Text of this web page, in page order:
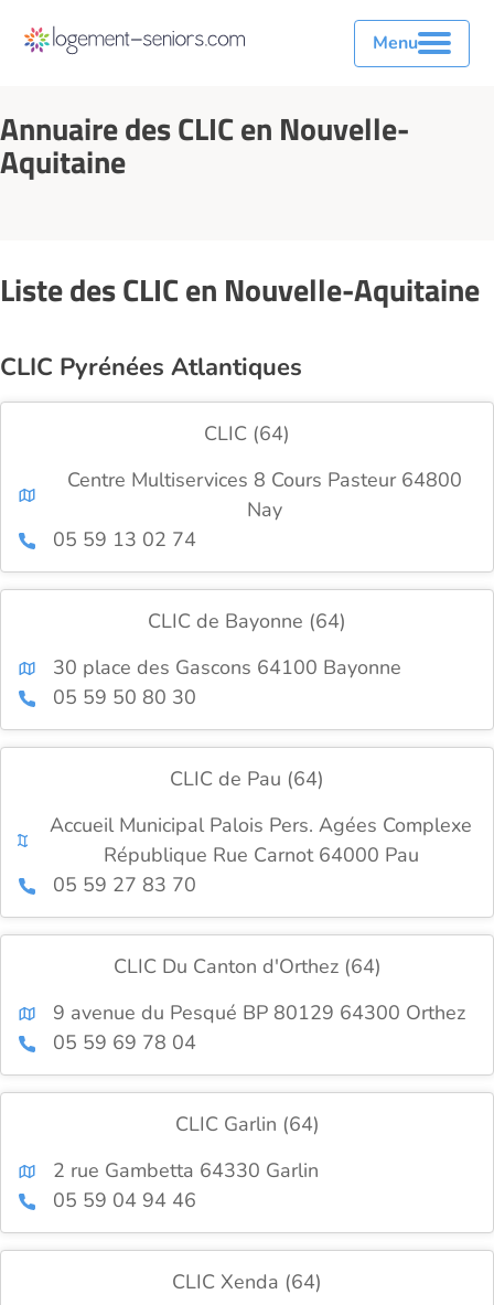
Menu
Annuaire des CLIC en Nouvelle-
Aquitaine
Liste des CLIC en Nouvelle-Aquitaine
CLIC Pyrénées Atlantiques
CLIC (64)
Centre Multiservices 8 Cours Pasteur 64800
Nay
05 59 13 02 74
CLIC de Bayonne (64)
30 place des Gascons 64100 Bayonne
05 59 50 80 30
CLIC de Pau (64)
Accueil Municipal Palois Pers. Agées Complexe
République Rue Carnot 64000 Pau
05 59 27 83 70
CLIC Du Canton d'Orthez (64)
9 avenue du Pesqué BP 80129 64300 Orthez
05 59 69 78 04
CLIC Garlin (64)
2 rue Gambetta 64330 Garlin
05 59 04 94 46
CLIC Xenda (64)